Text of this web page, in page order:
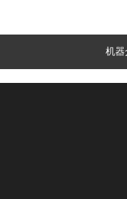
机器